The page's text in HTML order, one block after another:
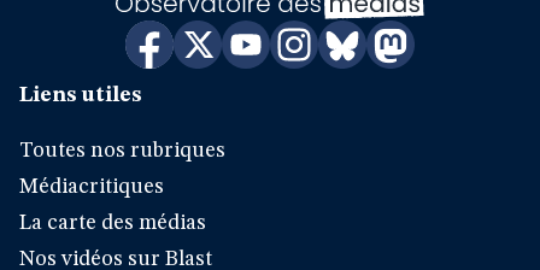
Liens utiles
Toutes nos rubriques
Médiacritiques
La carte des médias
Nos vidéos sur Blast